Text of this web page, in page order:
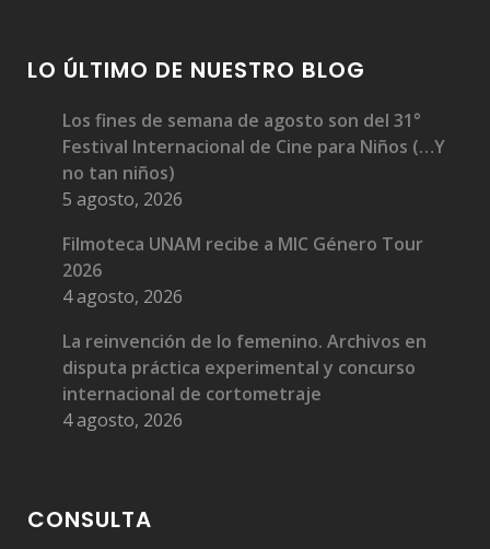
LO ÚLTIMO DE NUESTRO BLOG
Los fines de semana de agosto son del 31°
Festival Internacional de Cine para Niños (…Y
no tan niños)
5 agosto, 2026
Filmoteca UNAM recibe a MIC Género Tour
2026
4 agosto, 2026
La reinvención de lo femenino. Archivos en
disputa práctica experimental y concurso
internacional de cortometraje
4 agosto, 2026
CONSULTA